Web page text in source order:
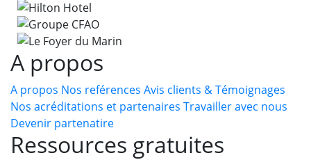
A propos
A propos Nos reférences Avis clients & Témoignages
Nos acréditations et partenaires Travailler avec nous
Devenir partenatire
Ressources gratuites